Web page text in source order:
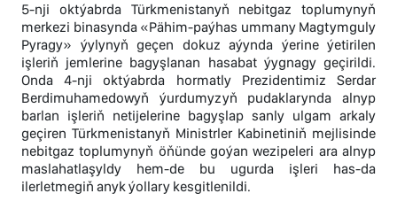
5-nji oktýabrda Türkmenistanyň nebitgaz toplumynyň
merkezi binasynda «Pähim-paýhas ummany Magtymguly
Pyragy» ýylynyň geçen dokuz aýynda ýerine ýetirilen
işleriň jemlerine bagyşlanan hasabat ýygnagy geçirildi.
Onda 4-nji oktýabrda hormatly Prezidentimiz Serdar
Berdimuhamedowyň ýurdumyzyň pudaklarynda alnyp
barlan işleriň netijelerine bagyşlap sanly ulgam arkaly
geçiren Türkmenistanyň Ministrler Kabinetiniň mejlisinde
nebitgaz toplumynyň öňünde goýan wezipeleri ara alnyp
maslahatlaşyldy hem-de bu ugurda işleri has-da
ilerletmegiň anyk ýollary kesgitlenildi.